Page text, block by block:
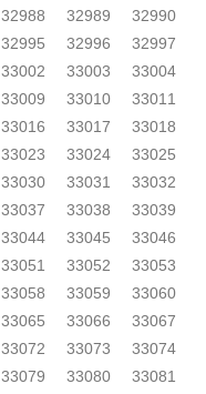
32988 32989
32990
32995 32996
32997
33002 33003
33004
33009 33010
33011
33016 33017
33018
33023 33024
33025
33030 33031
33032
33037 33038
33039
33044 33045
33046
33051 33052
33053
33058 33059
33060
33065 33066
33067
33072 33073
33074
33079 33080
33081